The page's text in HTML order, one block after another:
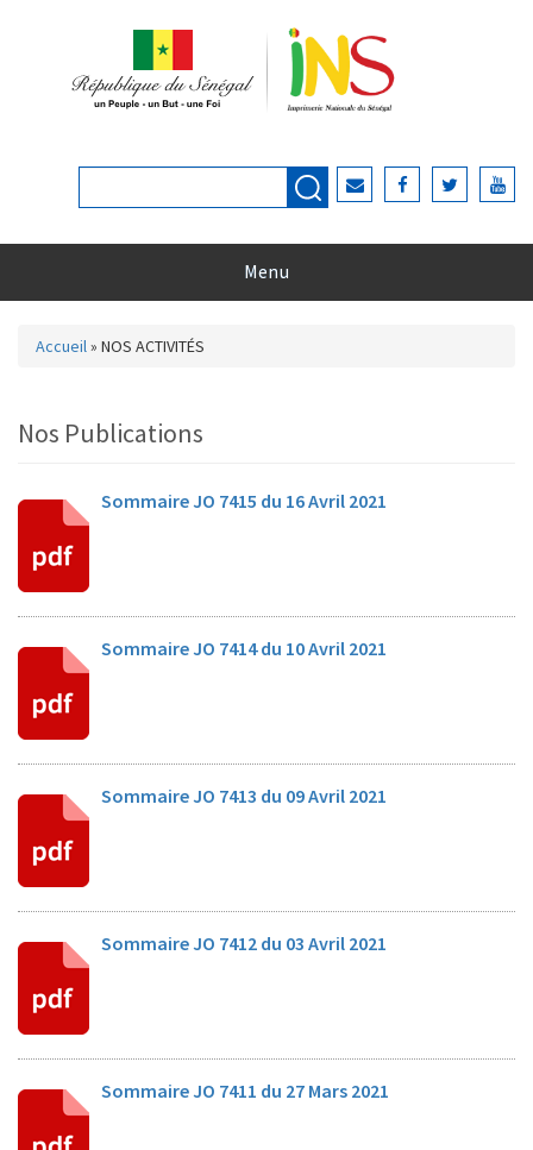
Formulaire de recherche
Menu
Vous êtes ici
Accueil» NOS ACTIVITÉS
Nos Publications
Sommaire JO 7415 du 16 Avril 2021
Sommaire JO 7414 du 10 Avril 2021
Sommaire JO 7413 du 09 Avril 2021
Sommaire JO 7412 du 03 Avril 2021
Sommaire JO 7411 du 27 Mars 2021